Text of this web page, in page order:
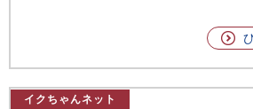
イクちゃんネット